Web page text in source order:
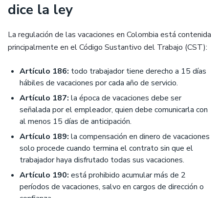
dice la ley
La regulación de las vacaciones en Colombia está contenida
principalmente en el Código Sustantivo del Trabajo (CST):
Artículo 186: todo trabajador tiene derecho a 15 días
hábiles de vacaciones por cada año de servicio.
Artículo 187: la época de vacaciones debe ser
señalada por el empleador, quien debe comunicarla con
al menos 15 días de anticipación.
Artículo 189: la compensación en dinero de vacaciones
solo procede cuando termina el contrato sin que el
trabajador haya disfrutado todas sus vacaciones.
Artículo 190: está prohibido acumular más de 2
períodos de vacaciones, salvo en cargos de dirección o